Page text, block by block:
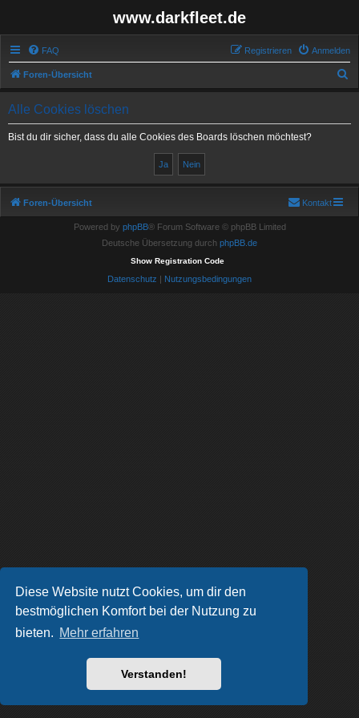
Diese Website nutzt Cookies, um dir den
bestmöglichen Komfort bei der Nutzung zu
bieten. Mehr erfahren
Verstanden!
www.darkfleet.de
FAQ Anmelden
Registrieren
Foren-Übersicht
u
Alle Cookies löschen
Bist du dir sicher, dass du alle Cookies des Boards löschen möchtest?
Foren-Übersicht Kontakt
Powered by phpBB® Forum Software © phpBB Limited
Deutsche Übersetzung durch phpBB.de
Show Registration Code
Datenschutz | Nutzungsbedingungen